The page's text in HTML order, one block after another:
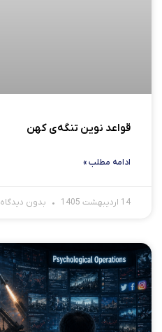
قواعد نوین تنگه‌ی کهن
ادامه مطلب »
14 اردیبهشت 1405 بدون دیدگاه